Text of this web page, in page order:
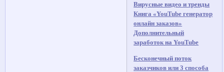
Вирусные видео и тренды
Книга «YouTube генератор
онлайн заказов»
Дополнительный
заработок на YouTube
Бесконечный поток
заказчиков или 3 способа